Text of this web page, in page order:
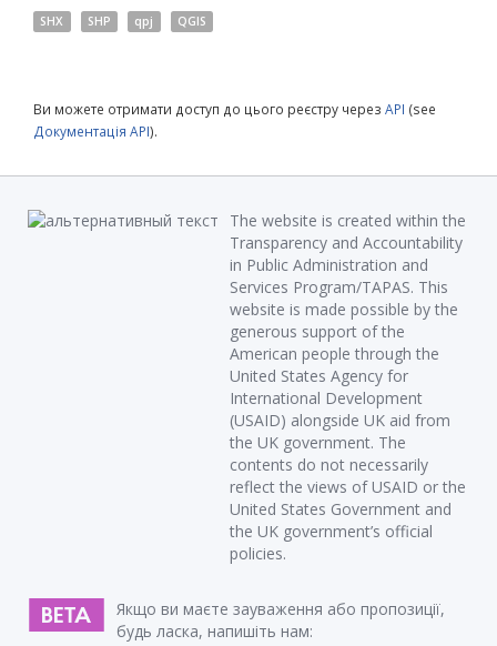
SHX SHP qpj QGIS
Ви можете отримати доступ до цього реєстру через API (see
Документація API).
The website is created within the
Transparency and Accountability
in Public Administration and
Services Program/TAPAS. This
website is made possible by the
generous support of the
American people through the
United States Agency for
International Development
(USAID) alongside UK aid from
the UK government. The
contents do not necessarily
reflect the views of USAID or the
United States Government and
the UK government’s official
policies.
Якщо ви маєте зауваження або пропозиції,
будь ласка, напишіть нам: